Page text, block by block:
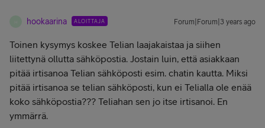
hookaarina ALOITTAJA Forum|Forum|3 years ago
Toinen kysymys koskee Telian laajakaistaa ja siihen
liitettynä ollutta sähköpostia. Jostain luin, että asiakkaan
pitää irtisanoa Telian sähköposti esim. chatin kautta. Miksi
pitää irtisanoa se telian sähköposti, kun ei Telialla ole enää
koko sähköpostia??? Teliahan sen jo itse irtisanoi. En
ymmärrä.